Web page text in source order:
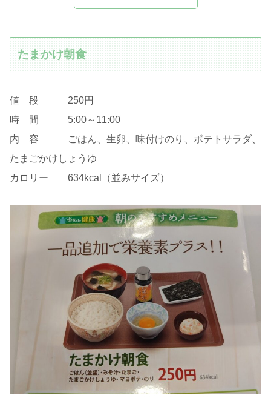
たまかけ朝食
値 段 250円
時 間 5:00～11:00
内 容 ごはん、生卵、味付けのり、ポテトサラダ、
たまごかけしょうゆ
カロリー 634kcal（並みサイズ）